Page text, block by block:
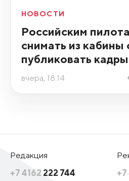
НОВОСТИ
Российским
снимать из кабины
публиковать
вчера, 18:14
Редакция
+7 4162 222 744
+7